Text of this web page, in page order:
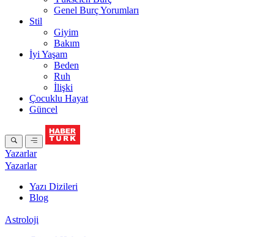
Genel Burç Yorumları
Stil
Giyim
Bakım
İyi Yaşam
Beden
Ruh
İlişki
Çocuklu Hayat
Güncel
Yazarlar
Yazarlar
Yazı Dizileri
Blog
Astroloji